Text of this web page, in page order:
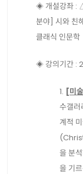
◈ 개설강좌 :
분야] 시와 친
클래식 인문학
◈ 강의기간 :
1. [미
수갤
계적
을 분
을 기